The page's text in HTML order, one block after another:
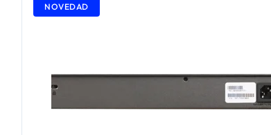
NOVEDAD